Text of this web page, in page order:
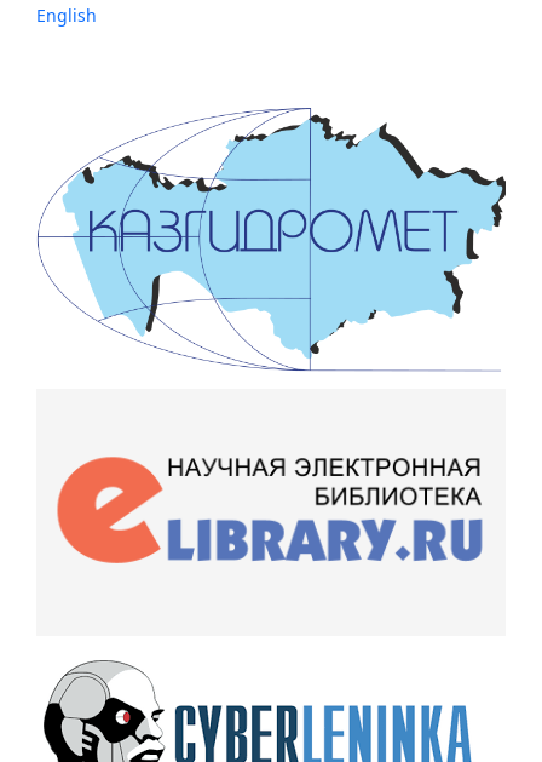
English